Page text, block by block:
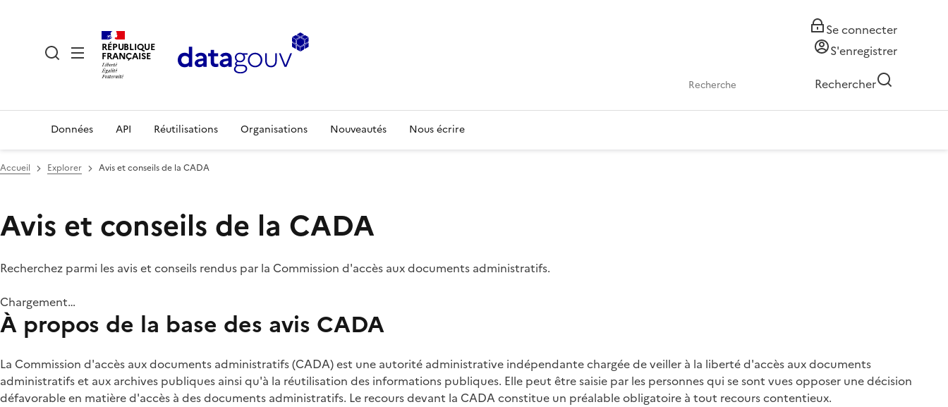
RÉPUBLIQUE
FRANÇAISE
Se connecter
S'enregistrer
Rechercher
Données API Réutilisations Organisations Nouveautés Nous écrire
Accueil Explorer Avis et conseils de la CADA
Avis et conseils de la CADA
Recherchez parmi les avis et conseils rendus par la Commission d'accès aux documents administratifs.
Chargement…
À propos de la base des avis CADA
La Commission d'accès aux documents administratifs (CADA) est une autorité administrative indépendante chargée de veiller à la liberté d'accès aux documents
administratifs et aux archives publiques ainsi qu'à la réutilisation des informations publiques. Elle peut être saisie par les personnes qui se sont vues opposer une décision
défavorable en matière d'accès à des documents administratifs. Le recours devant la CADA constitue un préalable obligatoire à tout recours contentieux.